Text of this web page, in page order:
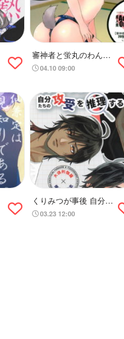
審神者と蛍丸のわんこ
プレイ本
04.10 09:00
くりみつが事後 自分た
ちの攻受を推理する本
03.23 12:00